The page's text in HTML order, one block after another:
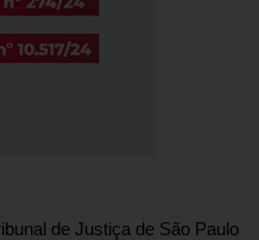
de Justiça de São Paulo